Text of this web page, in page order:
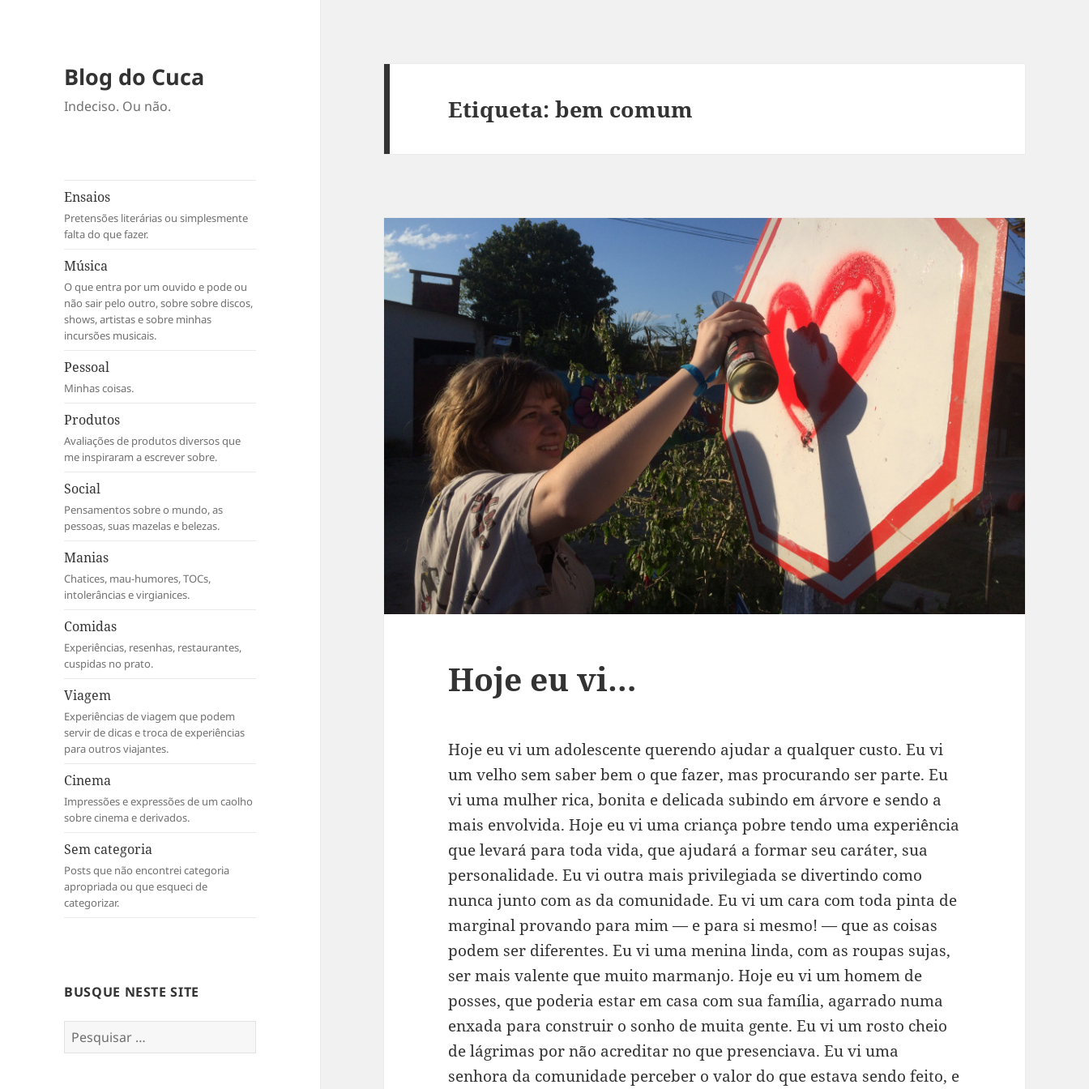
Blog do Cuca
Indeciso. Ou não.
Ensaios
Pretensões literárias ou simplesmente
falta do que fazer.
Música
O que entra por um ouvido e pode ou
não sair pelo outro, sobre sobre discos,
shows, artistas e sobre minhas
incursões musicais.
Pessoal
Minhas coisas.
Produtos
Avaliações de produtos diversos que
me inspiraram a escrever sobre.
Social
Pensamentos sobre o mundo, as
pessoas, suas mazelas e belezas.
Manias
Chatices, mau-humores, TOCs,
intolerâncias e virgianices.
Comidas
Experiências, resenhas, restaurantes,
cuspidas no prato.
Viagem
Experiências de viagem que podem
servir de dicas e troca de experiências
para outros viajantes.
Cinema
Impressões e expressões de um caolho
sobre cinema e derivados.
Sem categoria
Posts que não encontrei categoria
apropriada ou que esqueci de
categorizar.
BUSQUE NESTE SITE
Pesquisar
por:
Etiqueta:bem comum
Hoje eu vi…
Hoje eu vi um adolescente querendo ajudar a qualquer custo. Eu vi
um velho sem saber bem o que fazer, mas procurando ser parte. Eu
vi uma mulher rica, bonita e delicada subindo em árvore e sendo a
mais envolvida. Hoje eu vi uma criança pobre tendo uma experiência
que levará para toda vida, que ajudará a formar seu caráter, sua
personalidade. Eu vi outra mais privilegiada se divertindo como
nunca junto com as da comunidade. Eu vi um cara com toda pinta de
marginal provando para mim — e para si mesmo! — que as coisas
podem ser diferentes. Eu vi uma menina linda, com as roupas sujas,
ser mais valente que muito marmanjo. Hoje eu vi um homem de
posses, que poderia estar em casa com sua família, agarrado numa
enxada para construir o sonho de muita gente. Eu vi um rosto cheio
de lágrimas por não acreditar no que presenciava. Eu vi uma
senhora da comunidade perceber o valor do que estava sendo feito, e